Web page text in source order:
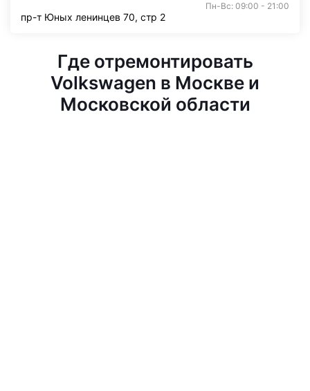
Пн-Вс: 09:00 - 21:00
пр-т Юных ленинцев 70, стр 2
Где отремонтировать
Volkswagen в Москве и
Московской области